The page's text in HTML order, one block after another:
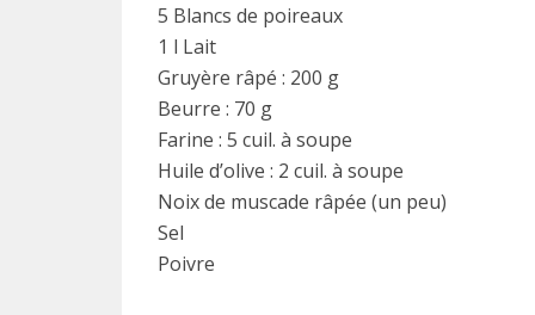
5 Blancs de poireaux
1 l Lait
Gruyère râpé : 200 g
Beurre : 70 g
Farine : 5 cuil. à soupe
Huile d’olive : 2 cuil. à soupe
Noix de muscade râpée (un peu)
Sel
Poivre